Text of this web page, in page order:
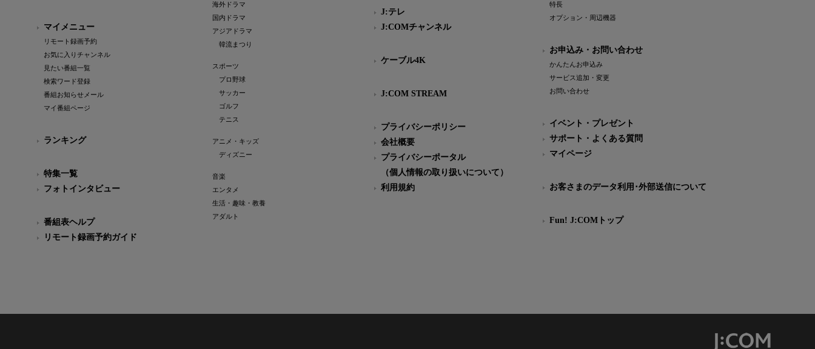
マイメニュー
リモート録画予約
お気に入りチャンネル
見たい番組一覧
検索ワード登録
番組お知らせメール
マイ番組ページ
ランキング
特集一覧
フォトインタビュー
番組表ヘルプ
リモート録画予約ガイド
海外ドラマ
国内ドラマ
アジアドラマ
韓流まつり
スポーツ
プロ野球
サッカー
ゴルフ
テニス
アニメ・キッズ
ディズニー
音楽
エンタメ
生活・趣味・教養
アダルト
J:テレ
J:COMチャンネル
ケーブル4K
J:COM STREAM
プライバシーポリシー
会社概要
プライバシーポータル
（個人情報の取り扱いについて）
利用規約
特長
オプション・周辺機器
お申込み・お問い合わせ
かんたんお申込み
サービス追加・変更
お問い合わせ
イベント・プレゼント
サポート・よくある質問
マイページ
お客さまのデータ利用･外部送信について
Fun! J:COMトップ